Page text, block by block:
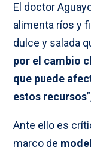
El doctor
alimenta ríos y
dulce y salada
por el cambio
que puede
estos recursos
Ante ello es
marco de